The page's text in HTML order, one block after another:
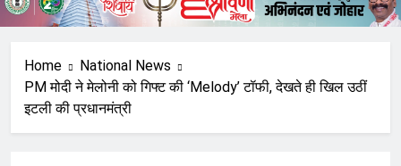
Home
National News
PM मोदी ने मेलोनी को गिफ्ट की ‘Melody’ टॉफी, देखते ही खिल उठीं
इटली की प्रधानमंत्री